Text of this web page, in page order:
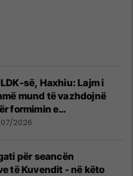
së, Haxhiu: Lajm i
mund të vazhdojnë
formimin e
2026
për seancën
të Kuvendit - në këto